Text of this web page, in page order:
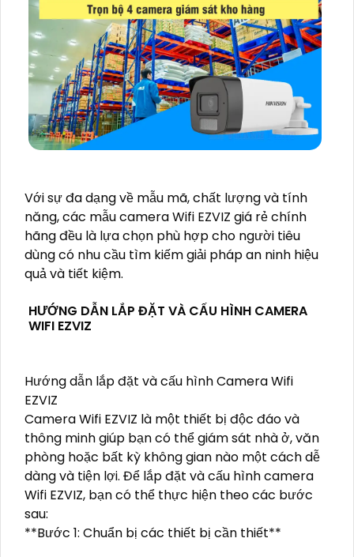
Với sự đa dạng về mẫu mã, chất lượng và tính
năng, các mẫu camera Wifi EZVIZ giá rẻ chính
hãng đều là lựa chọn phù hợp cho người tiêu
dùng có nhu cầu tìm kiếm giải pháp an ninh hiệu
quả và tiết kiệm.
HƯỚNG DẪN LẮP ĐẶT VÀ CẤU HÌNH CAMERA
WIFI EZVIZ
Hướng dẫn lắp đặt và cấu hình Camera Wifi
EZVIZ
Camera Wifi EZVIZ là một thiết bị độc đáo và
thông minh giúp bạn có thể giám sát nhà ở, văn
phòng hoặc bất kỳ không gian nào một cách dễ
dàng và tiện lợi. Để lắp đặt và cấu hình camera
Wifi EZVIZ, bạn có thể thực hiện theo các bước
sau:
**Bước 1: Chuẩn bị các thiết bị cần thiết**